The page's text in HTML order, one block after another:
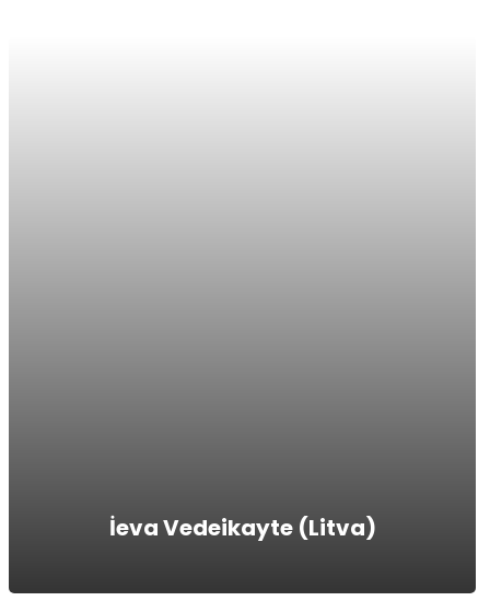
İeva Vedeikayte (Litva)